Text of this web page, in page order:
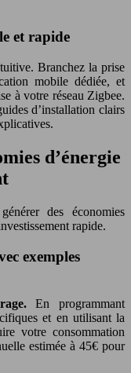
et rapide
Branchez la prise
mobile dédiée, et
à votre réseau Zigbee.
d’installation clairs
d’énergie
des économies
rapide.
exemples
En programmant
et en utilisant la
votre consommation
estimée à 45€ pour